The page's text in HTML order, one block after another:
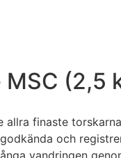
(2,5
allra finaste
och